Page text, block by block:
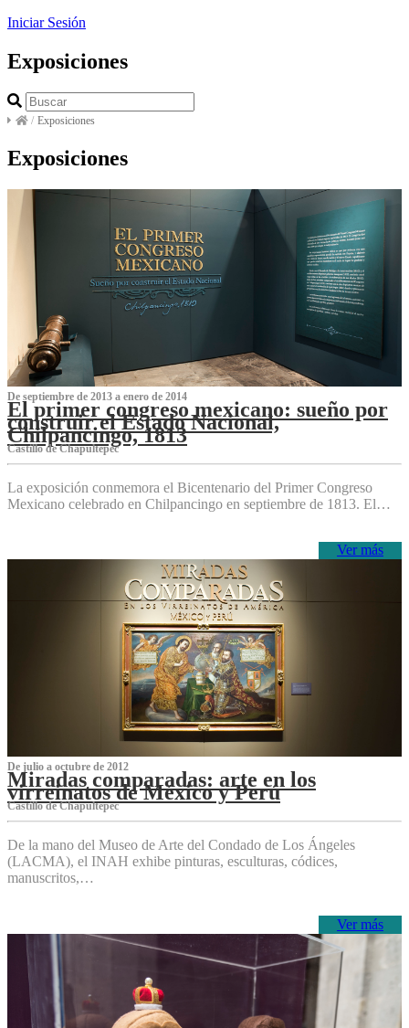
Iniciar Sesión
Exposiciones
/ Exposiciones
Exposiciones
De septiembre de 2013 a enero de 2014
El primer congreso mexicano: sueño por
construir el Estado Nacional,
Chilpancingo, 1813
Castillo de Chapultepec
La exposición conmemora el Bicentenario del Primer Congreso
Mexicano celebrado en Chilpancingo en septiembre de 1813. El…
Ver más
De julio a octubre de 2012
Miradas comparadas: arte en los
virreinatos de México y Perú
Castillo de Chapultepec
De la mano del Museo de Arte del Condado de Los Ángeles
(LACMA), el INAH exhibe pinturas, esculturas, códices,
manuscritos,…
Ver más